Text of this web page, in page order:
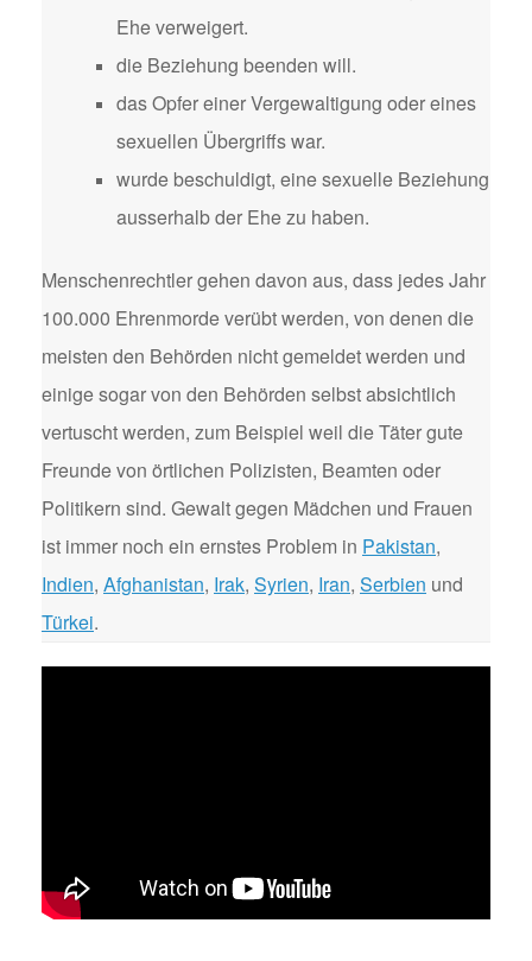
Ehe verweigert.
die Beziehung beenden will.
das Opfer einer Vergewaltigung oder eines
sexuellen Übergriffs war.
wurde beschuldigt, eine sexuelle Beziehung
ausserhalb der Ehe zu haben.
Menschenrechtler gehen davon aus, dass jedes Jahr
100.000 Ehrenmorde verübt werden, von denen die
meisten den Behörden nicht gemeldet werden und
einige sogar von den Behörden selbst absichtlich
vertuscht werden, zum Beispiel weil die Täter gute
Freunde von örtlichen Polizisten, Beamten oder
Politikern sind. Gewalt gegen Mädchen und Frauen
ist immer noch ein ernstes Problem in Pakistan,
Indien, Afghanistan, Irak, Syrien, Iran, Serbien und
Türkei.